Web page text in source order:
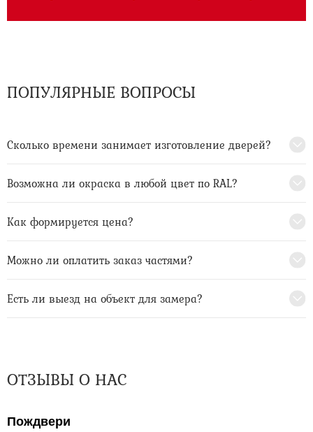
ПОПУЛЯРНЫЕ ВОПРОСЫ
Сколько времени занимает изготовление дверей?
Возможна ли окраска в любой цвет по RAL?
Как формируется цена?
Можно ли оплатить заказ частями?
Есть ли выезд на объект для замера?
ОТЗЫВЫ О НАС
Пождвери